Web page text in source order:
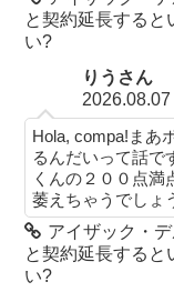
と契約延長すると
い?
りうさん
2026.08.07
Hola, compa!まあ
るんだいって話で
くんの２００点満
萎えちゃうでし
アイザック・
と契約延長すると
い?